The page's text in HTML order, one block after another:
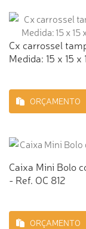
Cx carrossel
Medida: 15 x 15 x
ORÇAMENTO
Caixa Mini Bolo
- Ref. OC 812
ORÇAMENTO